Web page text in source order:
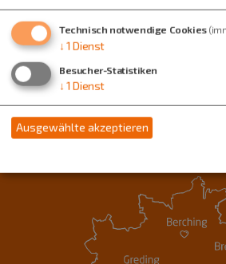
Eine Kopie dieser E-Mail wird an Ihre
Technisch notwendige Cookies
↓ 1 Dienst
Besucher-Statistiken
↓ 1 Dienst
Ausgewählte akzeptieren